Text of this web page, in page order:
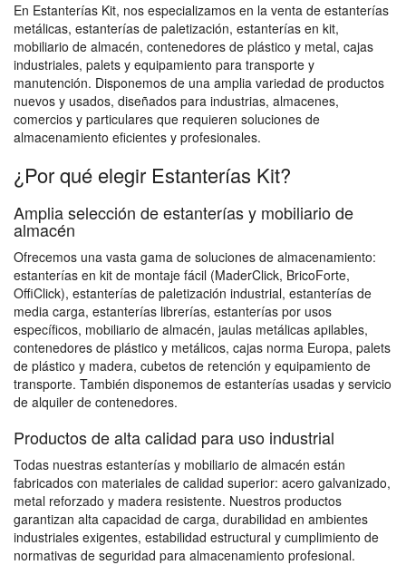
En Estanterías Kit, nos especializamos en la venta de estanterías
metálicas, estanterías de paletización, estanterías en kit,
mobiliario de almacén, contenedores de plástico y metal, cajas
industriales, palets y equipamiento para transporte y
manutención. Disponemos de una amplia variedad de productos
nuevos y usados, diseñados para industrias, almacenes,
comercios y particulares que requieren soluciones de
almacenamiento eficientes y profesionales.
¿Por qué elegir Estanterías Kit?
Amplia selección de estanterías y mobiliario de
almacén
Ofrecemos una vasta gama de soluciones de almacenamiento:
estanterías en kit de montaje fácil (MaderClick, BricoForte,
OffiClick), estanterías de paletización industrial, estanterías de
media carga, estanterías librerías, estanterías por usos
específicos, mobiliario de almacén, jaulas metálicas apilables,
contenedores de plástico y metálicos, cajas norma Europa, palets
de plástico y madera, cubetos de retención y equipamiento de
transporte. También disponemos de estanterías usadas y servicio
de alquiler de contenedores.
Productos de alta calidad para uso industrial
Todas nuestras estanterías y mobiliario de almacén están
fabricados con materiales de calidad superior: acero galvanizado,
metal reforzado y madera resistente. Nuestros productos
garantizan alta capacidad de carga, durabilidad en ambientes
industriales exigentes, estabilidad estructural y cumplimiento de
normativas de seguridad para almacenamiento profesional.